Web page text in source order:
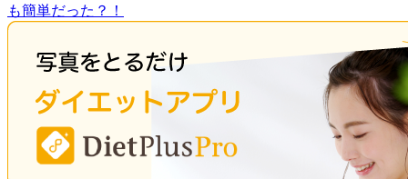
も簡単だった？！